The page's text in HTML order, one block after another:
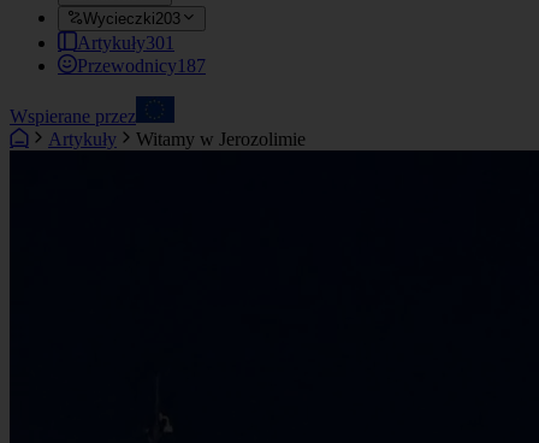
Wycieczki203
Artykuły301
Przewodnicy187
Wspierane przez
Artykuły
Witamy w Jerozolimie